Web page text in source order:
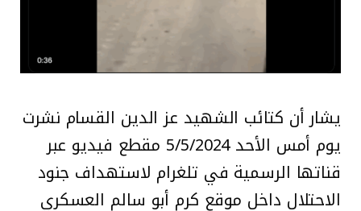
يشار أن كتائب الشهيد عز الدين القسام نشرت
يوم أمس الأحد 5/5/2024 مقطع فيديو عبر
قناتها الرسمية في تلغرام لاستهداف جنود
الاحتلال داخل موقع كرم أبو سالم العسكري